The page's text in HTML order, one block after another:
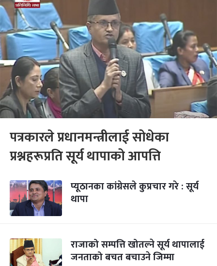
पत्रकारले प्रधानमन्त्रीलाई सोधेका
प्रश्नहरूप्रति सूर्य थापाको आपत्ति
प्यूठानका कांग्रेसले कुप्रचार गरे : सूर्य
थापा
राजाको सम्पत्ति खोतल्ने सूर्य थापालाई
जनताको बचत बचाउने जिम्मा